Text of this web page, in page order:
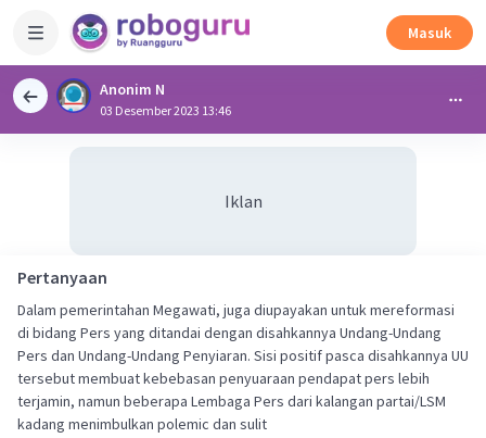
Masuk
Anonim N
03 Desember 2023 13:46
Iklan
Pertanyaan
Dalam pemerintahan Megawati, juga diupayakan untuk mereformasi
di bidang Pers yang ditandai dengan disahkannya Undang-Undang
Pers dan Undang-Undang Penyiaran. Sisi positif pasca disahkannya UU
tersebut membuat kebebasan penyuaraan pendapat pers lebih
terjamin, namun beberapa Lembaga Pers dari kalangan partai/LSM
kadang menimbulkan polemic dan sulit